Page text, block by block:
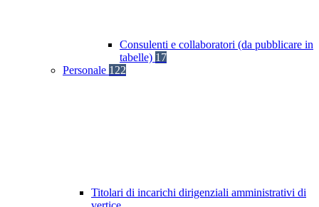
Consulenti e collaboratori (da pubblicare in
tabelle) 17
Personale 122
Titolari di incarichi dirigenziali amministrativi di